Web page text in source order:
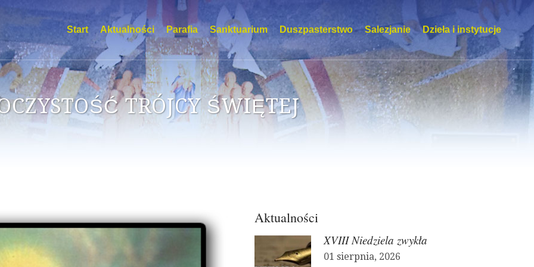
Start Aktualności Parafia Sanktuarium Duszpasterstwo Salezjanie Dzieła i instytucje
TRÓJCY ŚWIĘTEJ
Aktualności
XVIII Niedziela zwykła
01 sierpnia, 2026